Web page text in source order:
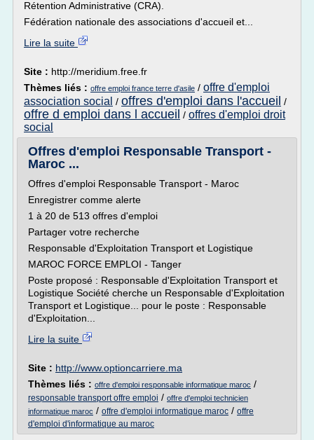
Rétention Administrative (CRA).
Fédération nationale des associations d'accueil et...
Lire la suite
Site : http://meridium.free.fr
Thèmes liés : offre emploi france terre d'asile / offre d'emploi
association social / offres d'emploi dans l'accueil /
offre d emploi dans l accueil / offres d'emploi droit
social
Offres d'emploi Responsable Transport -
Maroc ...
Offres d'emploi Responsable Transport - Maroc
Enregistrer comme alerte
1 à 20 de 513 offres d'emploi
Partager votre recherche
Responsable d'Exploitation Transport et Logistique
MAROC FORCE EMPLOI - Tanger
Poste proposé : Responsable d'Exploitation Transport et
Logistique Société cherche un Responsable d'Exploitation
Transport et Logistique... pour le poste : Responsable
d'Exploitation...
Lire la suite
Site : http://www.optioncarriere.ma
Thèmes liés : offre d'emploi responsable informatique maroc /
responsable transport offre emploi / offre d'emploi technicien
informatique maroc / offre d'emploi informatique maroc / offre
d'emploi d'informatique au maroc